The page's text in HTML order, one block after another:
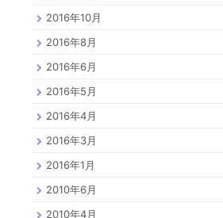
2016年10月
2016年8月
2016年6月
2016年5月
2016年4月
2016年3月
2016年1月
2010年6月
2010年4月